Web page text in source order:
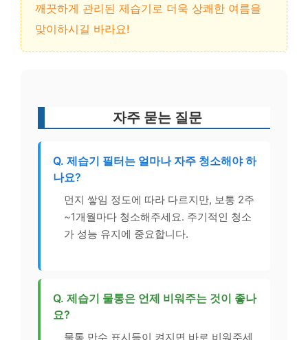
깨끗하게 관리된 제습기로 더욱 상쾌한 여름을
맞이하시길 바라요!
자주 묻는 질문
Q. 제습기 필터는 얼마나 자주 청소해야 하
나요?
먼지 쌓임 정도에 따라 다르지만, 보통 2주
~1개월마다 청소해주세요. 주기적인 청소
가 성능 유지에 중요합니다.
Q. 제습기 물통은 언제 비워주는 것이 좋나
요?
물통 만수 표시등이 켜지면 바로 비워주세